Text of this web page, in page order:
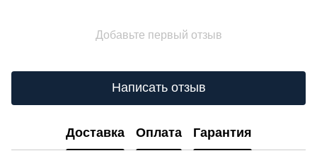
Добавьте первый отзыв
Написать отзыв
Доставка Оплата Гарантия